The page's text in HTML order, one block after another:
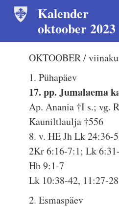
Kalender
oktoober 2023
OKTOOBER /
1. Pühapäev
17. pp. Jumalaema
Ap. Anania †I s.; vg.
Kauniltlaulja †556
8. v. HE Jh Lk 24:36-
2Kr 6:16-7:1; Lk
Hb 9:1-7
Lk 10:38-42, 11:27-
2. Esmaspäev